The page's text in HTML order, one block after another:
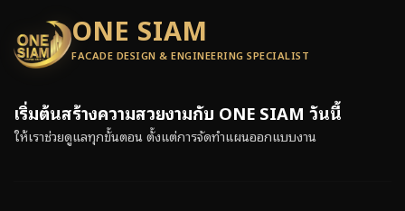
ONE SIAM
FACADE DESIGN & ENGINEERING SPECIALIST
เริ่มต้นสร้างความสวยงามกับ ONE SIAM วันนี้
ให้เราช่วยดูแลทุกขั้นตอน ตั้งแต่การจัดทำแผนออกแบบงาน